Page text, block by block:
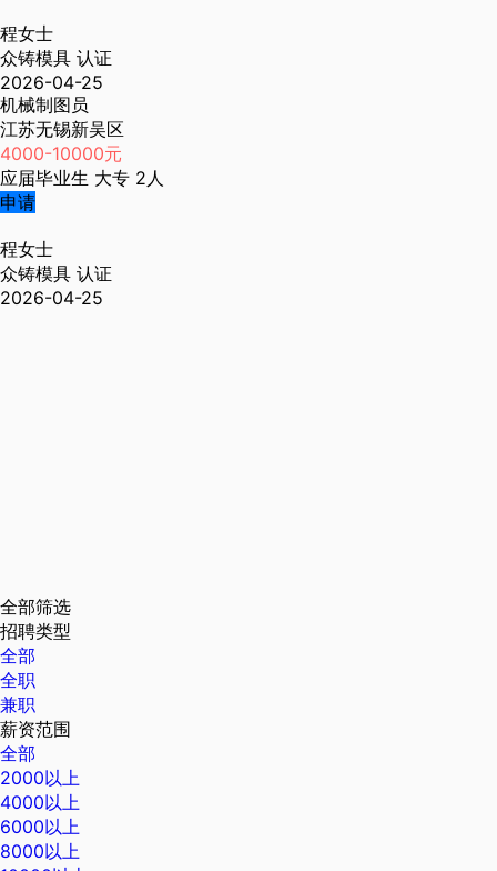
程女士
众铸模具 认证
2026-04-25
机械制图员
江苏无锡新吴区
4000-10000元
应届毕业生 大专 2人
申请
程女士
众铸模具 认证
2026-04-25
全部筛选
招聘类型
全部
全职
兼职
薪资范围
全部
2000以上
4000以上
6000以上
8000以上